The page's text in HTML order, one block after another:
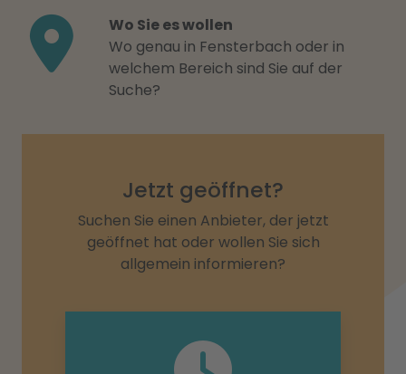
Wo Sie es wollen
Wo genau in Fensterbach oder in
welchem Bereich sind Sie auf der
Suche?
Jetzt geöffnet?
Suchen Sie einen Anbieter, der jetzt
geöffnet hat oder wollen Sie sich
allgemein informieren?